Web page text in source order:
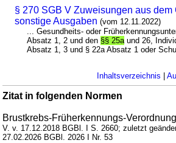
§ 270 SGB V Zuweisungen aus dem
sonstige Ausgaben (vom 12.11.2022)
... Gesundheits- oder
Absatz 1, 2 und den §§ 25aund 26,
Absatz 1, 3 und § 22a Absatz 1 oder
Inhaltsverzeichnis
Zitat in folgenden Normen
Brustkrebs-Früherkennungs-
V. v. 17.12.2018 BGBl. I S. 2660; zuletzt
27.02.2026 BGBl. 2026 I Nr. 53